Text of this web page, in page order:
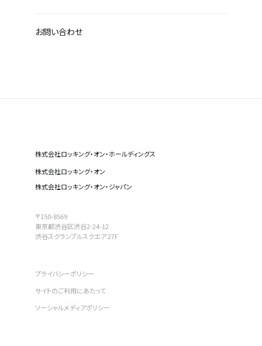
株式会社ロッキング・オン・ホールディングス
株式会社ロッキング・オン
株式会社ロッキング・オン・ジャパン
〒150-8569
東京都渋谷区渋谷2-24-12
渋谷スクランブルスクエア 27F
お問い合わせ
プライバシーポリシー
サイトのご利用にあたって
ソーシャルメディアポリシー